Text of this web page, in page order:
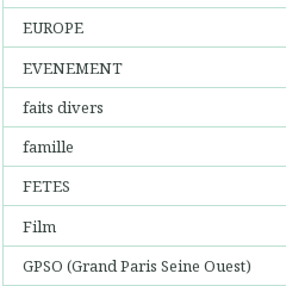
EUROPE
EVENEMENT
faits divers
famille
FETES
Film
GPSO (Grand Paris Seine Ouest)